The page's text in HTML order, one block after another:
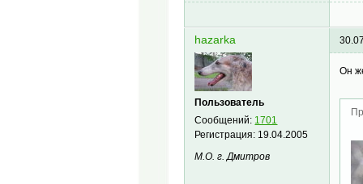
hazarka
Пользователь
Сообщений: 1701
Регистрация: 19.04.2005
М.О. г. Дмитров
Он